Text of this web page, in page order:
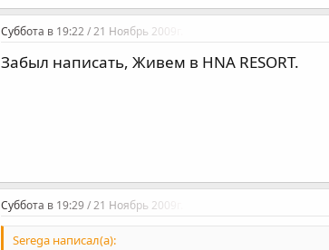
Суббота в 19:22 / 21 Ноябрь 2009г.
Забыл написать, Живем в HNA RESORT.
Суббота в 19:29 / 21 Ноябрь 2009г.
Serega написал(а):